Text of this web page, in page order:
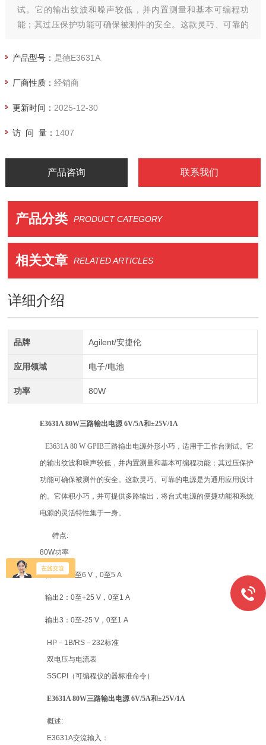
试。它的输出纹波和噪声较低，并内置测量和基本可编程功
能；其过压保护功能可确保被测件的安全。这款灵巧、可靠的
将台式电源的便捷功能和系统电源的灵活特性地集于一身。
产品型号： 是德E3631A
厂商性质： 经销商
更新时间： 2025-12-30
访 问 量： 1407
产品咨询 联系我们
产品分类 PRODUCT CATEGORY
相关文章 RELATED ARTICLES
详细介绍
品牌 Agilent/安捷伦
应用领域 电子/电池
功率 80W
E3631A 80W三路输出电源 6V/5A和±25V/1A
E3631A 80 W GPIB三路输出电源外形小巧，适用于工作台测试。它
的输出纹波和噪声较低，并内置测量和基本可编程功能；其过压保护
功能可确保被测件的安全。这款灵巧、可靠的电源是为通用应用设计
的。它体积小巧，并可提供多路输出，将台式电源的便捷功能和系统
电源的灵活特性集于一身。
特点:
80W功率
输出1： 至6 V ，0至5 A
输出2 ：0至+25 V ，0至1 A
输出3 ：0至-25 V ，0至1 A
HP － 1B/RS －232标准
双电压与电流表
SSCPI
（可编程仪的器标准命令）
E3631A 80W三路输出电源 6V/5A和±25V/1A
概述:
E3631A交流输入：